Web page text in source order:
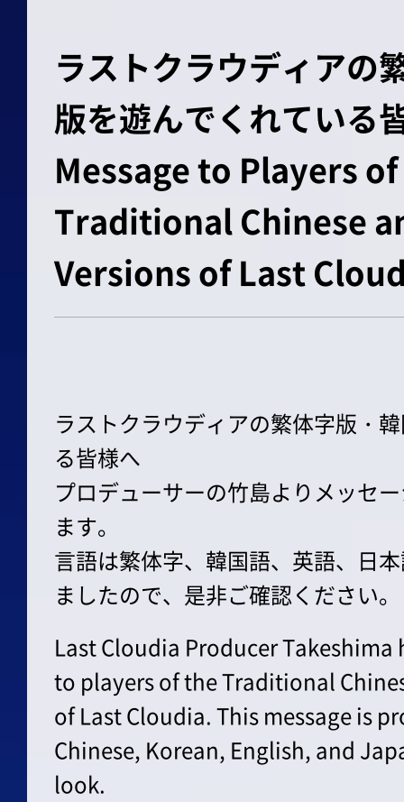
ラストクラウディアの
版を遊んでくれてい
Message to Players
Traditional Chinese
Versions of Last
ラストクラウディアの繁体字版・
る皆様へ
プロデューサーの竹島よりメッセ
ます。
言語は繁体字、韓国語、英語、日
ましたので、是非ご確認ください。
Last Cloudia Producer Takeshima
to players of the Traditional
of Last Cloudia. This message is
Chinese, Korean, English, and
look.